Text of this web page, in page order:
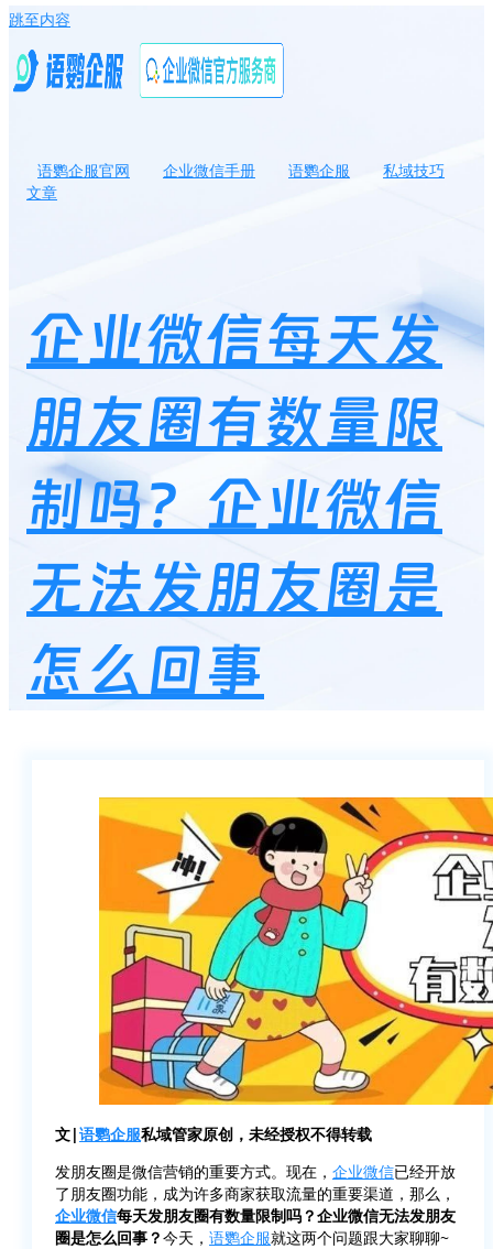
跳至内容
语鹦企服官网 企业微信手册 语鹦企服
私域技巧
文章
企业微信每天发
朋友圈有数量限
制吗？企业微信
无法发朋友圈是
怎么回事
文|语鹦企服私域管家原创，未经授权不得转载
发朋友圈是微信营销的重要方式。现在， 企业微信已经开放
了朋友圈功能，成为许多商家获取流量的重要渠道，那么，
企业微信每天发朋友圈有数量限制吗？企业微信无法发朋友
圈是怎么回事？今天， 语鹦企服就这两个问题跟大家聊聊~